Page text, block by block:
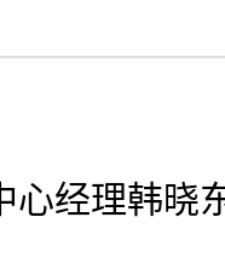
经理韩晓